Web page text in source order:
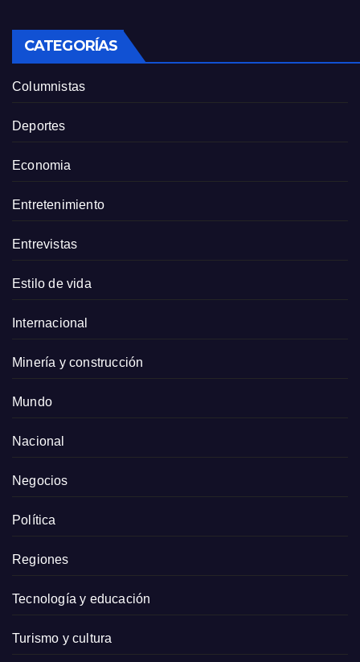
CATEGORÍAS
Columnistas
Deportes
Economia
Entretenimiento
Entrevistas
Estilo de vida
Internacional
Minería y construcción
Mundo
Nacional
Negocios
Política
Regiones
Tecnología y educación
Turismo y cultura